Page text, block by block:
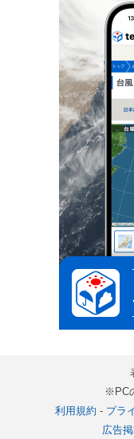
※PC
利用規約 - プラ
広告